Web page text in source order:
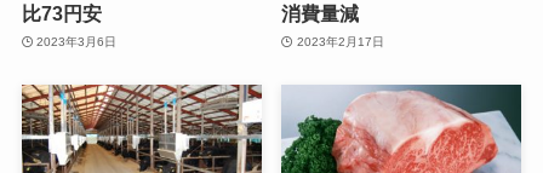
比73円安
2023年3月6日
消費量減
2023年2月17日